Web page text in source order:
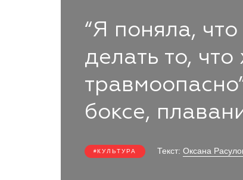
“Я поняла,
делать то,
боксе,
КУЛЬТУРА Текст: Оксана